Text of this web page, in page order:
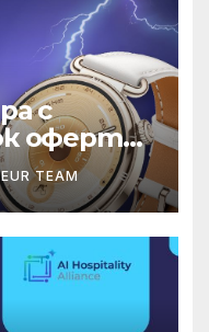
с
оферти
TEAM